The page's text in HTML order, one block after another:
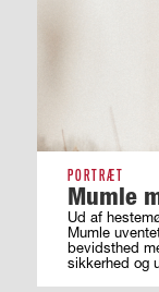
PORTRÆT
Mumle
Ud af
Mumle
bevidsthed
sikkerhed og